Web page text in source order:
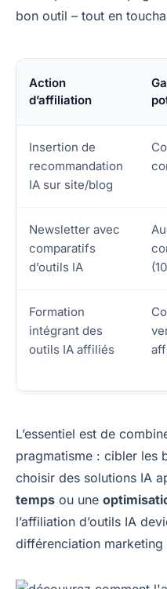
bon outil – tout en
Action
d’affiliation
Insertion de
recommandation
IA sur site/blog
Newsletter avec
comparatifs
d’outils IA
Formation
intégrant des
outils IA affiliés
L’essentiel est de
pragmatisme : cibler les
choisir des solutions IA
temps ou une
l’affiliation d’outils IA
différenciation marketing